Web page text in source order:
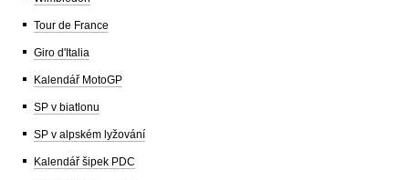
Tour de France
Giro d'Italia
Kalendář MotoGP
SP v biatlonu
SP v alpském lyžování
Kalendář šipek PDC